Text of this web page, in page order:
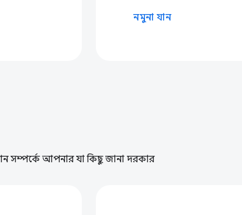
নমুনা যান
সম্পর্কে আপনার যা কিছু জানা দরকার